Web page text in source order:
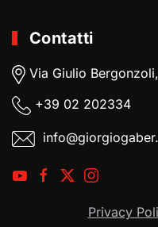
Contatti
Via Giulio
+39 02 202334
Privacy